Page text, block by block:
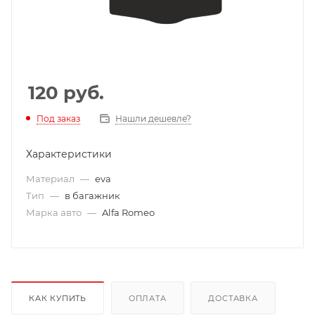
120 руб.
Под заказ Нашли дешевле?
Характеристики
Материал — eva
Тип — в багажник
Марка авто — Alfa Romeo
КАК КУПИТЬ ОПЛАТА ДОСТАВКА